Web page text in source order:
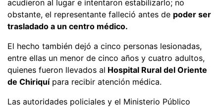
acudieron al lugar e intentaron estabilizarlo; no
obstante, el representante falleció antes de poder ser
trasladado a un centro médico.
El hecho también dejó a cinco personas lesionadas,
entre ellas un menor de cinco años y cuatro adultos,
quienes fueron llevados al Hospital Rural del Oriente
de Chiriquípara recibir atención médica.
Las autoridades policiales y el Ministerio Público